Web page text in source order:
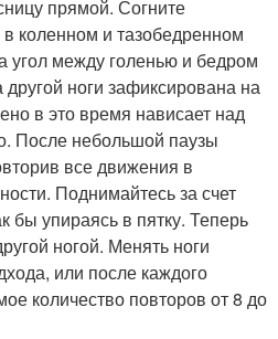
прямой. Согните
коленном и тазобедренном
угол между голенью и бедром
ноги зафиксирована на
в это время нависает над
После небольшой паузы
все движения в
Поднимайтесь за счет
бы упираясь в пятку. Теперь
ногой. Менять ноги
или после каждого
количество повторов от 8 до